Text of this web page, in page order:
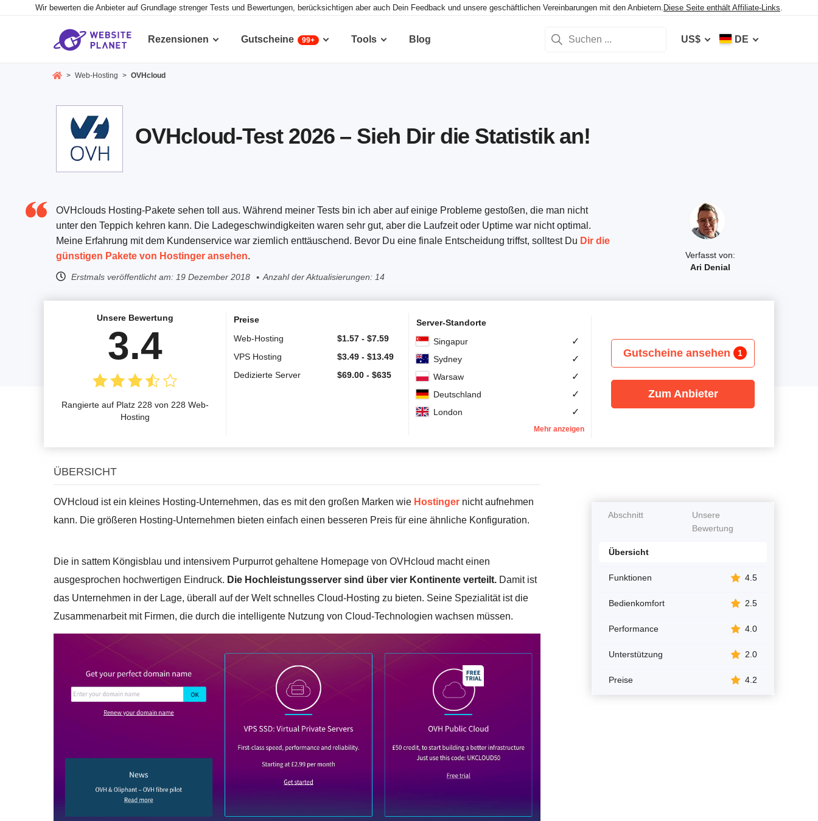
Wir bewerten die Anbieter auf Grundlage strenger Tests und Bewertungen, berücksichtigen aber auch Dein Feedback und unsere geschäftlichen Vereinbarungen mit den Anbietern. Diese Seite enthält Affiliate-Links.
Rezensionen Gutscheine 99+ Tools Blog US$ DE
> Web-Hosting > OVHcloud
OVHcloud-Test 2026 – Sieh Dir die Statistik an!
Verfasst von:
Ari Denial
OVHclouds Hosting-Pakete sehen toll aus. Während meiner Tests bin ich aber auf einige Probleme gestoßen, die man nicht
unter den Teppich kehren kann. Die Ladegeschwindigkeiten waren sehr gut, aber die Laufzeit oder Uptime war nicht optimal.
Meine Erfahrung mit dem Kundenservice war ziemlich enttäuschend. Bevor Du eine finale Entscheidung triffst, solltest Du Dir die
günstigen Pakete von Hostinger ansehen.
Erstmals veröffentlicht am: 19 Dezember 2018 Anzahl der Aktualisierungen: 14
Unsere Bewertung
3.4
Rangierte auf Platz 228 von 228 Web-
Hosting
Preise
Web-Hosting
$1.57 - $7.59
VPS Hosting
$3.49 - $13.49
Dedizierte Server
$69.00 - $635
Server-Standorte
Singapur
✓
Sydney ✓
Warsaw ✓
Deutschland ✓
London ✓
Mehr anzeigen
Gutscheine ansehen 1
Zum Anbieter
ÜBERSICHT
OVHcloud ist ein kleines Hosting-Unternehmen, das es mit den großen Marken wie Hostinger nicht aufnehmen
kann. Die größeren Hosting-Unternehmen bieten einfach einen besseren Preis für eine ähnliche Konfiguration.
Die in sattem Köngisblau und intensivem Purpurrot gehaltene Homepage von OVHcloud macht einen
ausgesprochen hochwertigen Eindruck. Die Hochleistungsserver sind über vier Kontinente verteilt. Damit ist
das Unternehmen in der Lage, überall auf der Welt schnelles Cloud-Hosting zu bieten. Seine Spezialität ist die
Zusammenarbeit mit Firmen, die durch die intelligente Nutzung von Cloud-Technologien wachsen müssen.
Abschnitt
Unsere
Bewertung
Übersicht
Funktionen 4.5
Bedienkomfort 2.5
Performance 4.0
Unterstützung 2.0
Preise 4.2